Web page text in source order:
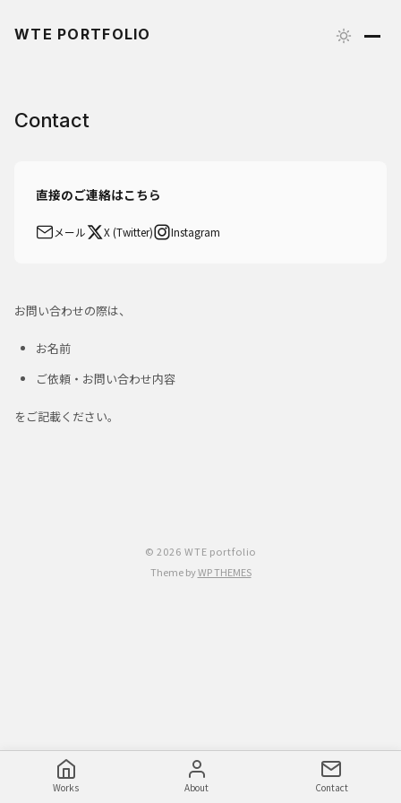
WTE PORTFOLIO
Contact
直接のご連絡はこちら
メール X (Twitter) Instagram
お問い合わせの際は、
お名前
ご依頼・お問い合わせ内容
をご記載ください。
© 2026 WTE portfolio
Theme byWP THEMES
Works About Contact